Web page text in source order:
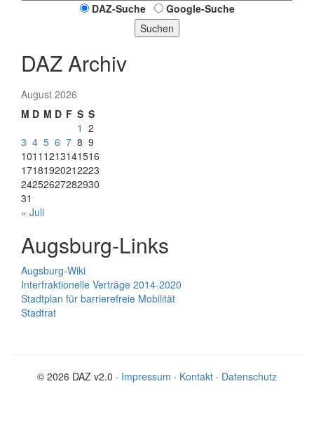
DAZ-Suche
Google-Suche
Suchen
DAZ Archiv
August 2026
M D M D F S S
1 2
3 4 5 6 7 8 9
1011 1213141516
17181920212223
24252627282930
31
« Juli
Augsburg-Links
Augsburg-Wiki
Interfraktionelle Verträge 2014-2020
Stadtplan für barrierefreie Mobilität
Stadtrat
© 2026 DAZ v2.0 · Impressum · Kontakt · Datenschutz